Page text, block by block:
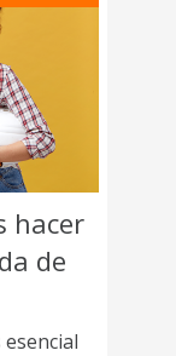
hacer
de